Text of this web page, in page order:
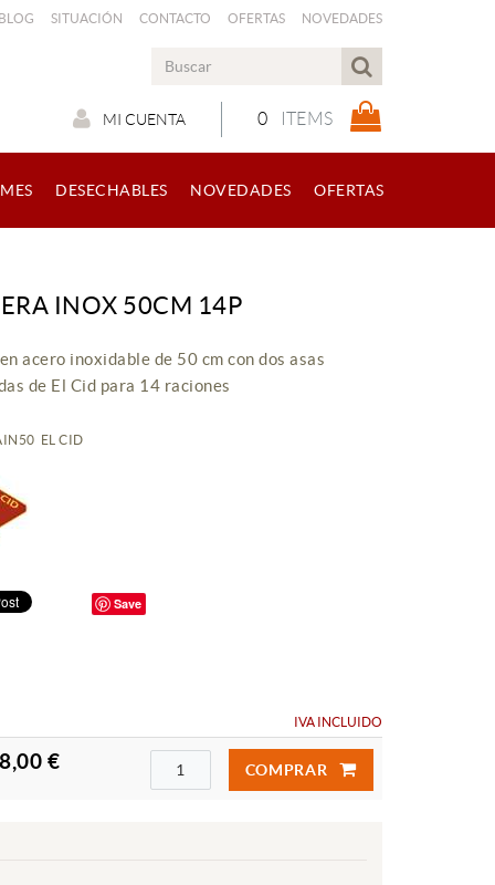
SITUACIÓN CONTACTO OFERTAS NOVEDADES
0 ITEMS
MI CUENTA
DESECHABLES NOVEDADES OFERTAS
INOX 50CM 14P
acero inoxidable de 50 cm con dos asas
de El Cid para 14 raciones
EL CID
Save
IVA INCLUIDO
€ COMPRAR